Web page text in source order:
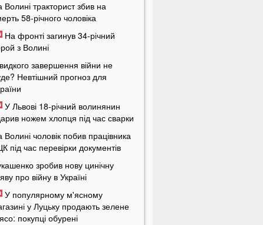
Волині тракторист збив на
58-річного чоловіка
На фронті загинув 34-річний
з Волині
завершення війни не
Невтішний прогноз для
У Львові 18-річний волинянин
ножем хлопця під час сварки
Волині чоловік побив працівника
під час перевірки документів
зробив нову цинічну
про війну в Україні
У популярному м'ясному
у Луцьку продають зелене
покупці обурені